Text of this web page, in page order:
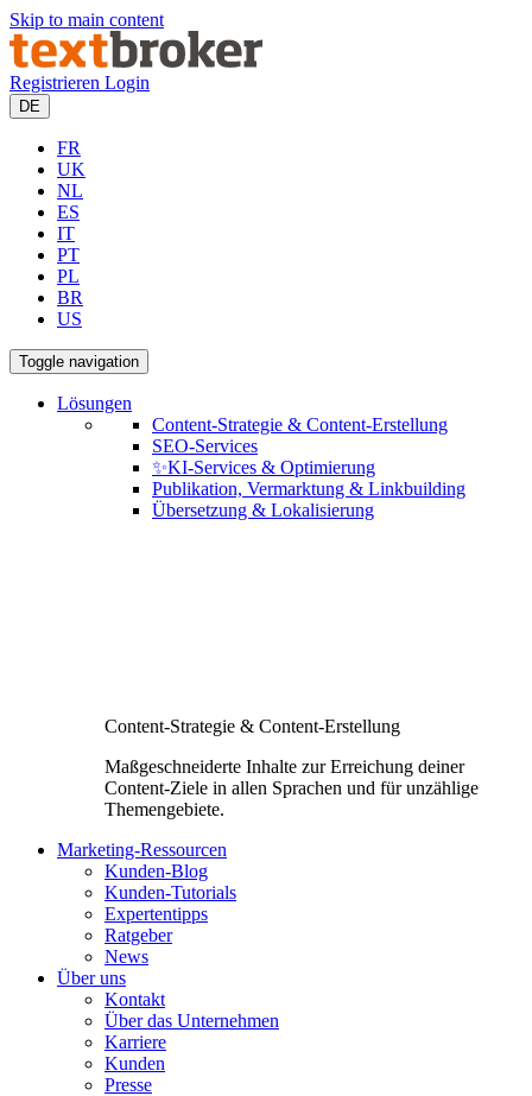
Skip to main content
Registrieren Login
DE
FR
UK
NL
ES
IT
PT
PL
BR
US
Toggle navigation
Lösungen
Content-Strategie & Content-Erstellung
SEO-Services
✨KI-Services & Optimierung
Publikation, Vermarktung & Linkbuilding
Übersetzung & Lokalisierung
Content-Strategie & Content-Erstellung
Maßgeschneiderte Inhalte zur Erreichung deiner
Content-Ziele in allen Sprachen und für unzählige
Themengebiete.
Marketing-Ressourcen
Kunden-Blog
Kunden-Tutorials
Expertentipps
Ratgeber
News
Über uns
Kontakt
Über das Unternehmen
Karriere
Kunden
Presse